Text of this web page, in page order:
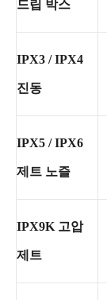
드립 박스
IPX3 / IPX4
진동
IPX5 / IPX6
제트 노즐
IPX9K 고압
제트